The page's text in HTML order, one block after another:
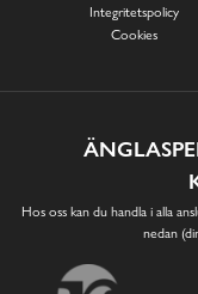
Integritetspolicy
Cookies
Hos oss kan du handla i alla
nedan